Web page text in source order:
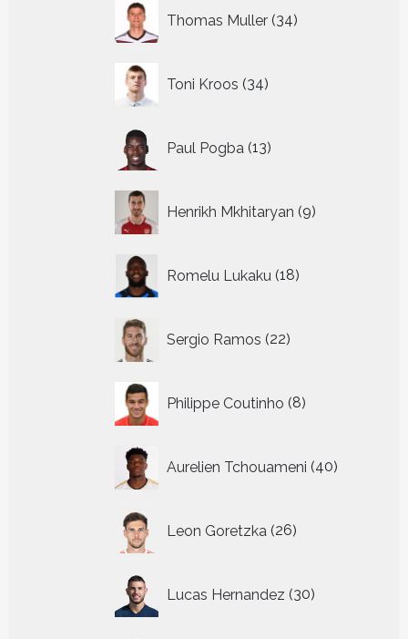
Thomas Muller 34
producten
Toni Kroos 34
producten
Paul Pogba 13
producten
Henrikh Mkhitaryan 9
producten
Romelu Lukaku 18
producten
Sergio Ramos 22
producten
Philippe Coutinho 8
producten
Aurelien Tchouameni 40
producten
Leon Goretzka 26
producten
Lucas Hernandez 30
producten